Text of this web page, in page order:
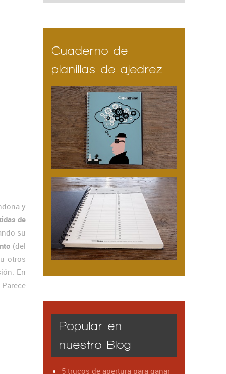
y
de
su
(del
otros
En
Cuaderno de
planillas de ajedrez
Popular en
nuestro Blog
5 trucos de apertura para ganar